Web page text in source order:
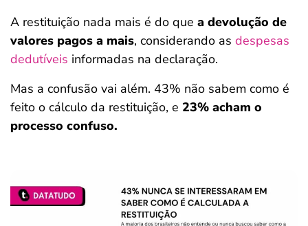
A restituição nada mais é do que a devolução de
valores pagos a mais, considerando as despesas
dedutíveis informadas na declaração.
Mas a confusão vai além. 43% não sabem como é
feito o cálculo da restituição, e 23% acham o
processo confuso.